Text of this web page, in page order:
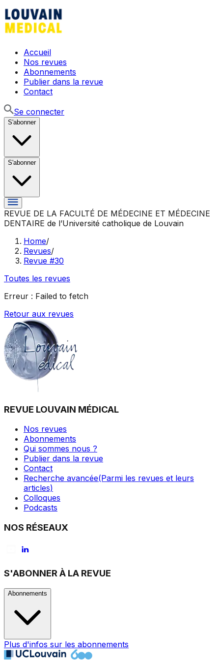
Accueil
Nos revues
Abonnements
Publier dans la revue
Contact
Se connecter
S'abonner
S'abonner
REVUE DE LA FACULTÉ DE MÉDECINE ET MÉDECINE
DENTAIRE de l’Université catholique de Louvain
Home/
Revues/
Revue #30
Toutes les revues
Erreur : Failed to fetch
Retour aux revues
REVUE LOUVAIN MÉDICAL
Nos revues
Abonnements
Qui sommes nous ?
Publier dans la revue
Contact
Recherche avancée(Parmi les revues et leurs
articles)
Colloques
Podcasts
NOS RÉSEAUX
S'ABONNER À LA REVUE
Abonnements
Plus d'infos sur les abonnements